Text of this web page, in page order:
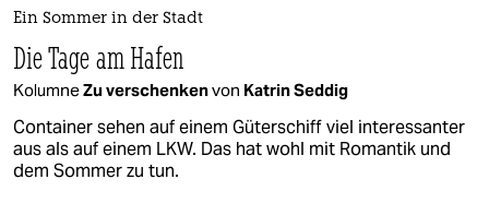
Ein Sommer in der Stadt
Die Tage am Hafen
KolumneZu verschenkenvon Katrin Seddig
Container sehen auf einem Güterschiff viel interessanter
aus als auf einem LKW. Das hat wohl mit Romantik und
dem Sommer zu tun.